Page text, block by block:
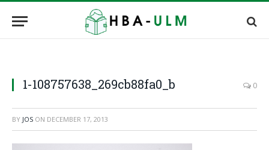
1-108757638_269cb88fa0_b 0
BY JOS ON DECEMBER 17, 2013